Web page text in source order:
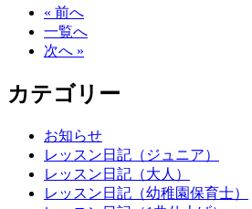
« 前へ
一覧へ
次へ »
カテゴリー
お知らせ
レッスン日記（ジュニア）
レッスン日記（大人）
レッスン日記（幼稚園保育士）